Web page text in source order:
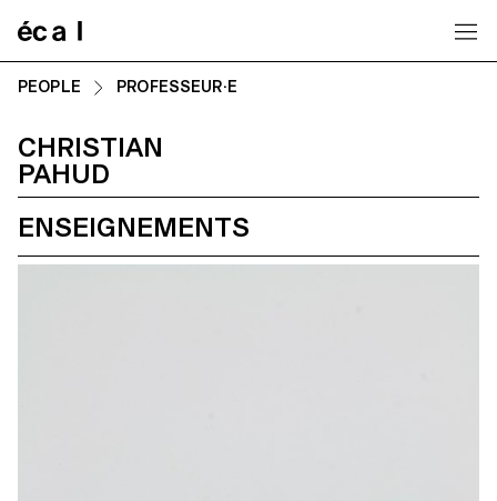
PEOPLE PROFESSEUR·E
CHRISTIAN
PAHUD
ENSEIGNEMENTS